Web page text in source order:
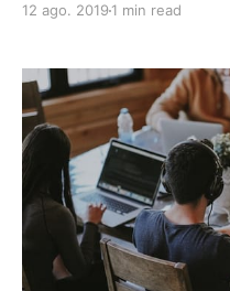
conjunto de reglas, sino
Comienza con los
12 ago. 2019 1 min read